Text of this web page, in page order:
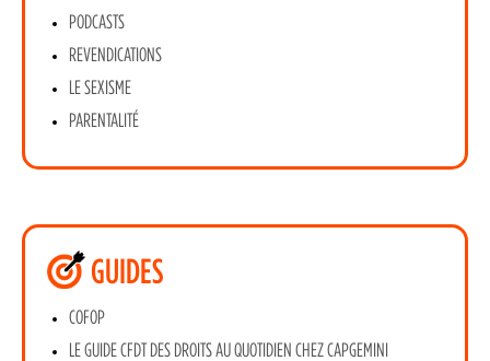
PODCASTS
REVENDICATIONS
LE SEXISME
PARENTALITÉ
GUIDES
COFOP
LE GUIDE CFDT DES DROITS AU QUOTIDIEN CHEZ CAPGEMINI